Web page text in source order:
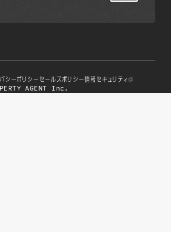
シーポリシーセールスポリシー情報セキュリティ
AGENT Inc.